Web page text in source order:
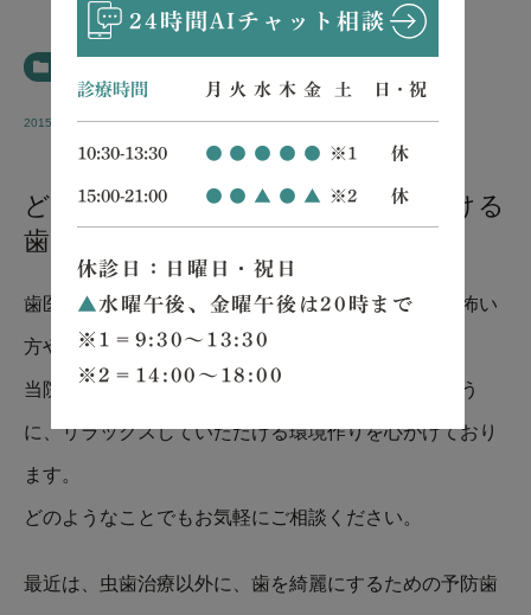
24時間AIチャット相談
診療時間 月 火 水 木 金 土 日・祝
10:30-13:30 ● ● ● ● ● ※1 休
15:00-21:00 ● ● ▲ ● ▲ ※2 休
休診日：日曜日・祝日
▲ 水曜午後、金曜午後は20時まで
※1＝9:30～13:30
※2＝14:00～18:00
2015.08.31
どなたでも安心して通っていただける
歯医者です
歯医者は誰もが楽しく通えるような場所ではなく、怖い
方や苦手な方も多くいらっしゃると思います。
当院では、どなたでも安心して通っていただけるよう
に、リラックスしていただける環境作りを心がけており
ます。
どのようなことでもお気軽にご相談ください。
最近は、虫歯治療以外に、歯を綺麗にするための予防歯